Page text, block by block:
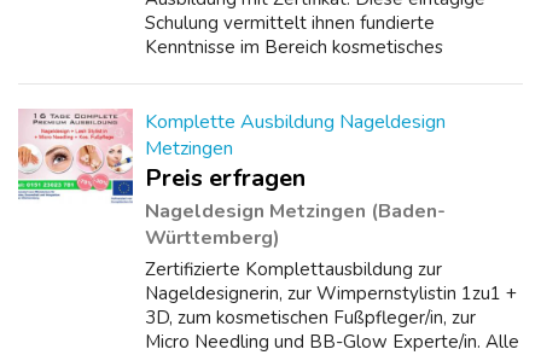
Schulung vermittelt ihnen fundierte
Kenntnisse im Bereich kosmetisches
professionelle A...
Komplette Ausbildung Nageldesign
Metzingen
Preis erfragen
Nageldesign Metzingen (Baden-
Württemberg)
Zertifizierte Komplettausbildung zur
Nageldesignerin, zur Wimpernstylistin 1zu1 +
3D, zum kosmetischen Fußpfleger/in, zur
Micro Needling und BB-Glow Experte/in. Alle